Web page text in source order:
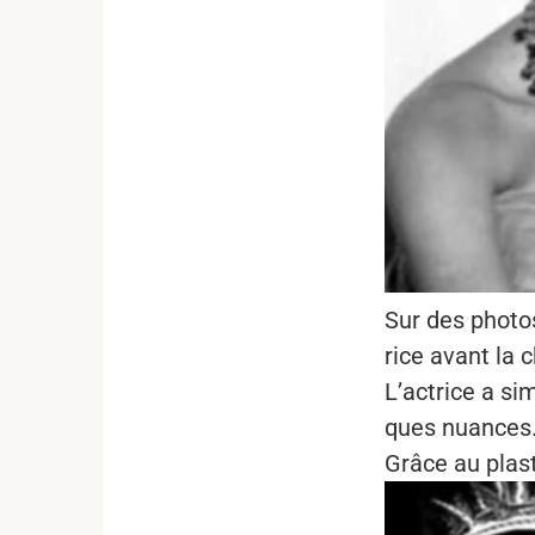
Sur des
rice avant la
L’actrice a
ques
Grâce au